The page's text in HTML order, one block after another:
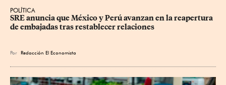
POLÍTICA
SRE anuncia que México y Perú avanzan en la reapertura
de embajadas tras restablecer relaciones
Por Redacción El Economista